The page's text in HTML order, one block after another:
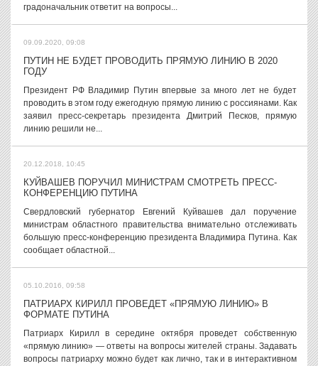
градоначальник ответит на вопросы...
09.09.2020, 09:08
ПУТИН НЕ БУДЕТ ПРОВОДИТЬ ПРЯМУЮ ЛИНИЮ В 2020
ГОДУ
Президент РФ Владимир Путин впервые за много лет не будет
проводить в этом году ежегодную прямую линию с россиянами. Как
заявил пресс-секретарь президента Дмитрий Песков, прямую
линию решили не...
20.12.2018, 10:45
КУЙВАШЕВ ПОРУЧИЛ МИНИСТРАМ СМОТРЕТЬ ПРЕСС-
КОНФЕРЕНЦИЮ ПУТИНА
Свердловский губернатор Евгений Куйвашев дал поручение
министрам областного правительства внимательно отслеживать
большую пресс-конференцию президента Владимира Путина. Как
сообщает областной...
05.10.2016, 09:58
ПАТРИАРХ КИРИЛЛ ПРОВЕДЕТ «ПРЯМУЮ ЛИНИЮ» В
ФОРМАТЕ ПУТИНА
Патриарх Кирилл в середине октября проведет собственную
«прямую линию» — ответы на вопросы жителей страны. Задавать
вопросы патриарху можно будет как лично, так и в интерактивном